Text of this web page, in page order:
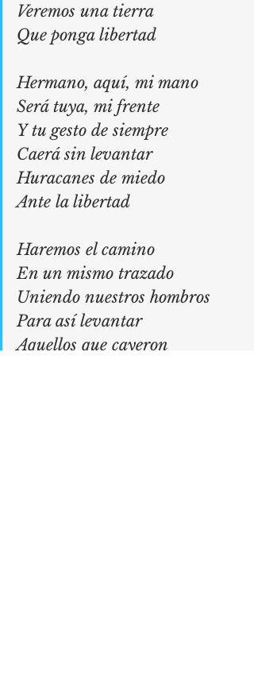
Veremos una tierra
Que ponga libertad
Hermano, aquí, mi mano
Será tuya, mi frente
Y tu gesto de siempre
Caerá sin levantar
Huracanes de miedo
Ante la libertad
Haremos el camino
En un mismo trazado
Uniendo nuestros hombros
Para así levantar
Aquellos que cayeron